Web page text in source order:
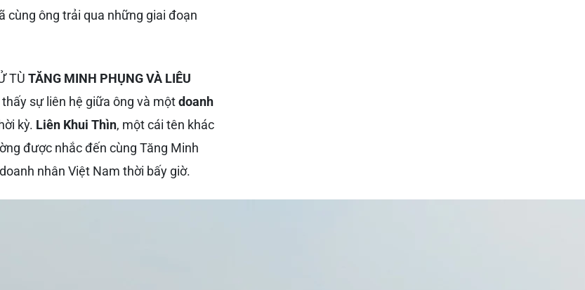
cùng ông trải qua những giai đoạn
TÙ TĂNG MINH PHỤNG VÀ LIÊU
sự liên hệ giữa ông và mộtdoanh
kỳ. Liên Khui Thìn, một cái tên khác
được nhắc đến cùng Tăng Minh
nhân Việt Nam thời bấy giờ.